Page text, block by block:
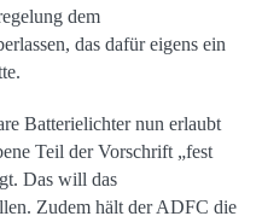
dem
das dafür eigens ein
Batterielichter nun erlaubt
Teil der Vorschrift „fest
Das will das
Zudem hält der ADFC die